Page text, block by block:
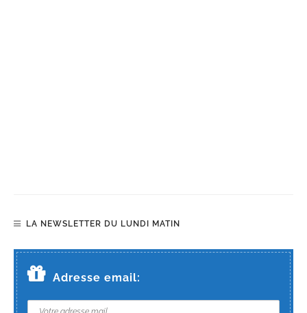
LA NEWSLETTER DU LUNDI MATIN
Adresse email: